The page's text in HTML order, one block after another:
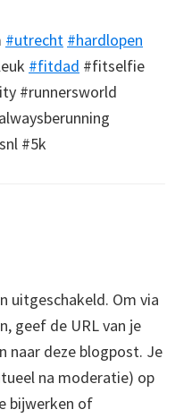
#utrecht #hardlopen
#fitdad #fitselfie
#runnersworld
#5k
uitgeschakeld. Om via
geef de URL van je
naar deze blogpost. Je
na moderatie) op
bijwerken of